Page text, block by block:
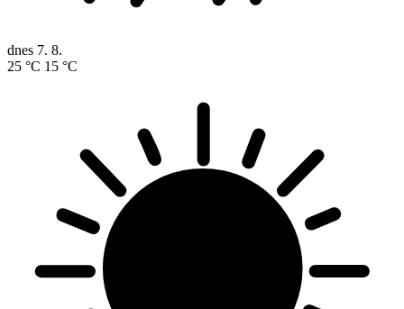
dnes 7. 8.
25 °C 15 °C